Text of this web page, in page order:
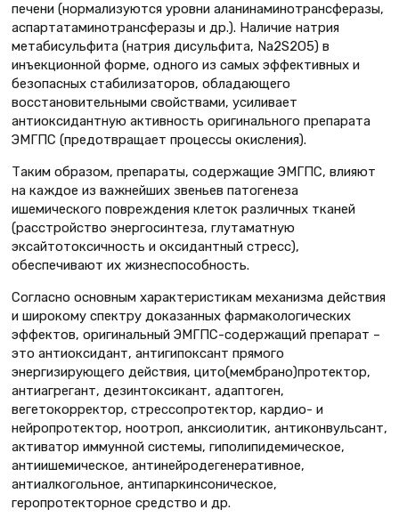
печени (нормализуются уровни аланинаминотрансферазы,
аспартатаминотрансферазы и др.). Наличие натрия
метабисульфита (натрия дисульфита, Na2S2O5) в
инъекционной форме, одного из самых эффективных и
безопасных стабилизаторов, обладающего
восстановительными свойствами, усиливает
антиоксидантную активность оригинального препарата
ЭМГПС (предотвращает процессы окисления).
Таким образом, препараты, содержащие ЭМГПС, влияют
на каждое из важнейших звеньев патогенеза
ишемического повреждения клеток различных тканей
(расстройство энергосинтеза, глутаматную
эксайтотоксичность и оксидантный стресс),
обеспечивают их жизнеспособность.
Согласно основным характеристикам механизма действия
и широкому спектру доказанных фармакологических
эффектов, оригинальный ЭМГПС-содержащий препарат –
это антиоксидант, антигипоксант прямого
энергизирующего действия, цито(мембрано)протектор,
антиагрегант, дезинтоксикант, адаптоген,
вегетокорректор, стрессопротектор, кардио- и
нейропротектор, ноотроп, анксиолитик, антиконвульсант,
активатор иммунной системы, гиполипидемическое,
антиишемическое, антинейродегенеративное,
антиалкогольное, антипаркинсоническое,
геропротекторное средство и др.